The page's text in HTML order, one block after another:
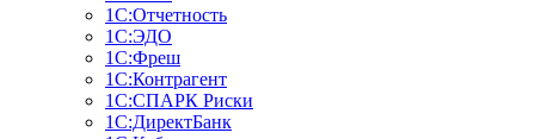
1С:Отчетность
1С:ЭДО
1С:Фреш
1С:Контрагент
1С:CПАРК Риски
1С:ДиректБанк